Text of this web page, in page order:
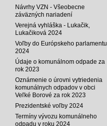
Návrhy VZN - Všeobecne
záväzných nariadení
Verejná vyhláška - Lukačik,
Lukačiková 2024
Voľby do Európskeho parlamentu
2024
Údaje o komunálnom odpade za
rok 2023
Oznámenie o úrovni vytriedenia
komunálnych odpadov v obci
Veľké Borové za rok 2023
Prezidentské voľby 2024
Termíny vývozu komunálneho
odpadu v roku 2024